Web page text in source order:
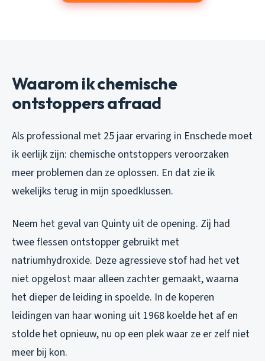
Waarom ik chemische
ontstoppers afraad
Als professional met 25 jaar ervaring in Enschede moet
ik eerlijk zijn: chemische ontstoppers veroorzaken
meer problemen dan ze oplossen. En dat zie ik
wekelijks terug in mijn spoedklussen.
Neem het geval van Quinty uit de opening. Zij had
twee flessen ontstopper gebruikt met
natriumhydroxide. Deze agressieve stof had het vet
niet opgelost maar alleen zachter gemaakt, waarna
het dieper de leiding in spoelde. In de koperen
leidingen van haar woning uit 1968 koelde het af en
stolde het opnieuw, nu op een plek waar ze er zelf niet
meer bij kon.